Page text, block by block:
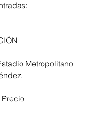
Metropolitano